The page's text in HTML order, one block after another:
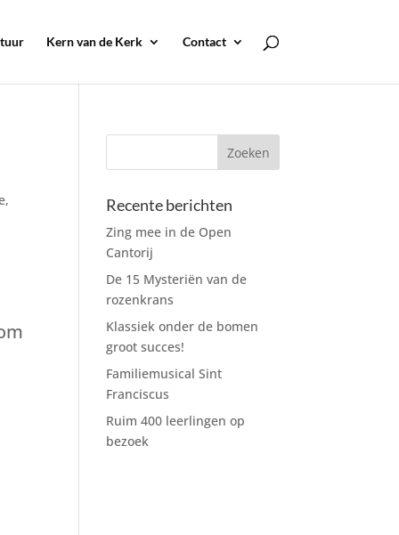
Kern van de Kerk Contact
, Recente berichten
Zing mee in de Open
Cantorij
De 15 Mysteriën van de
rozenkrans
Klassiek onder de bomen
groot succes!
Familiemusical Sint
Franciscus
Ruim 400 leerlingen op
bezoek